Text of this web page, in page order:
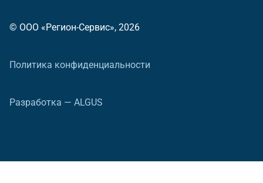
© ООО «Регион-Сервис», 2026
Политика конфиденциальности
Разработка — ALGUS